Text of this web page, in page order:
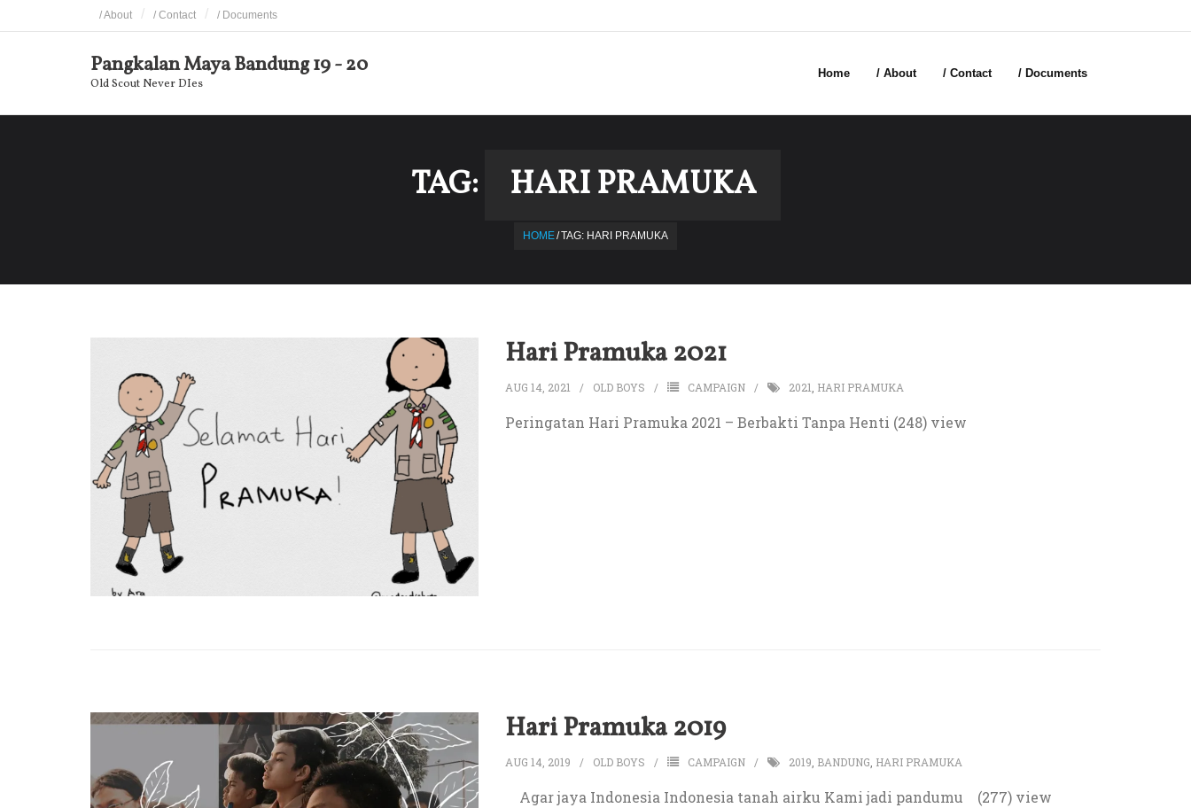
to
/ About / Contact / Documents
Pangkalan Maya Bandung 19 - 20
Old Scout Never DIes
Home / About / Contact / Documents
TAG: HARI PRAMUKA
HOME/TAG: HARI PRAMUKA
Hari Pramuka 2021
AUG 14, 2021 OLD BOYS CAMPAIGN 2021 HARI PRAMUKA
Peringatan Hari Pramuka 2021 – Berbakti Tanpa Henti (248) view
Hari Pramuka 2019
AUG 14, 2019 OLD BOYS CAMPAIGN 2019 BANDUNG HARI PRAMUKA
Agar jaya Indonesia Indonesia tanah airku Kami jadi pandumu (277) view